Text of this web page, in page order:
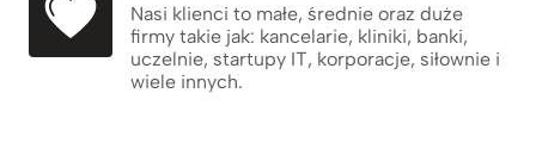
Nasi klienci to małe, średnie oraz duże
firmy takie jak: kancelarie, kliniki, banki,
uczelnie, startupy IT, korporacje, siłownie i
wiele innych.